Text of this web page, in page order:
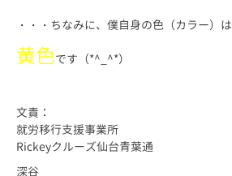
・・・ちなみに、僕自身の色（カラー）は
黄色です（*^_^*）
文責：
就労移行支援事業所
Rickeyクルーズ仙台青葉通
深谷